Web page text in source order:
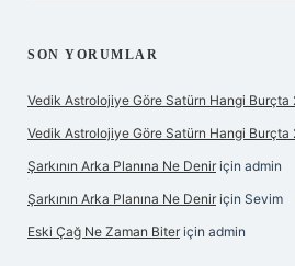
SON YORUMLAR
Vedik Astrolojiye Göre Satürn Hangi Burçta
Vedik Astrolojiye Göre Satürn Hangi Burçta
Şarkının Arka Planına Ne Denir için admin
Şarkının Arka Planına Ne Denir için Sevim
Eski Çağ Ne Zaman Biter için admin